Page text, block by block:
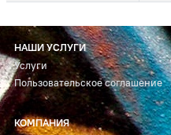
НАШИ УСЛУГИ
Услуги
Пользовательское соглашение
КОМПАНИЯ